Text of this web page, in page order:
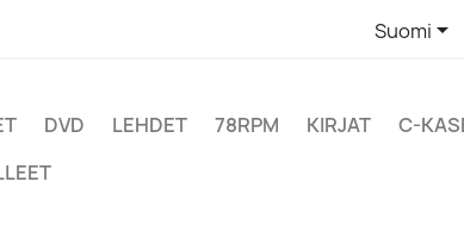
Suomi
DVD LEHDET 78RPM KIRJAT C-